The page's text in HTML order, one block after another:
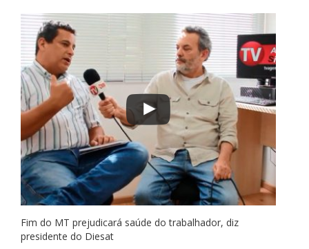
Fim do MT prejudicará saúde do trabalhador, diz
presidente do Diesat